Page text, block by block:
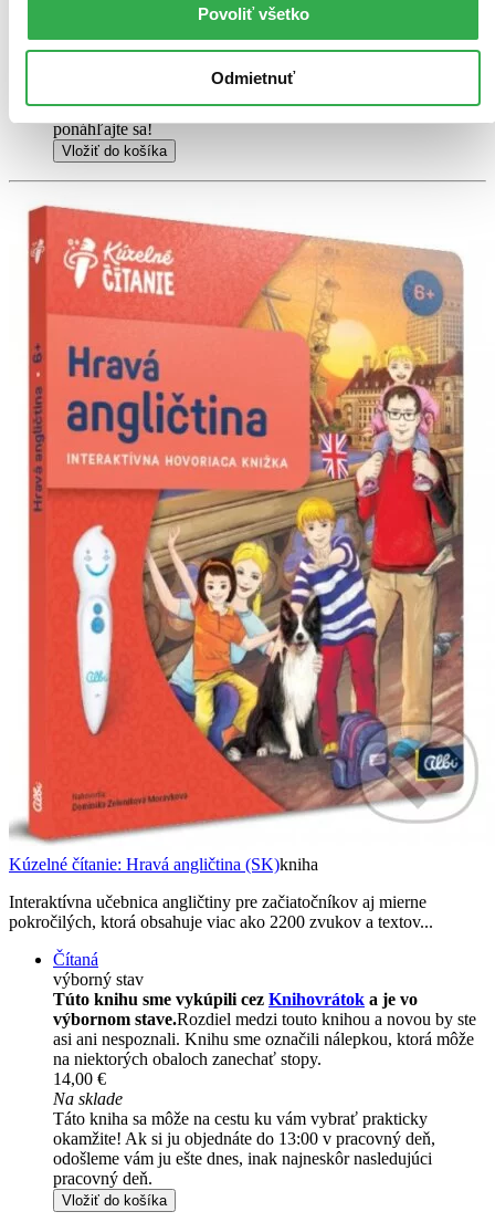
Povoliť všetko
Odmietnuť
na niektorých obaloch zanechať stopy.
Na sklade
Tento produkt síce máme aktuálne na sklade, máme však už
iba posledné kusy a ďalšie už nemá ani distribútor, preto je
možné, že bude onedlho úplne vypredaný. Ak ho chcete mať,
ponáhľajte sa!
Vložiť do košíka
Kúzelné čítanie: Hravá angličtina (SK)kniha
Interaktívna učebnica angličtiny pre začiatočníkov aj mierne
pokročilých, ktorá obsahuje viac ako 2200 zvukov a textov...
Čítaná
výborný stav
Túto knihu sme vykúpili cez Knihovrátok a je vo
výbornom stave.Rozdiel medzi touto knihou a novou by ste
asi ani nespoznali. Knihu sme označili nálepkou, ktorá môže
na niektorých obaloch zanechať stopy.
14,00 €
Na sklade
Táto kniha sa môže na cestu ku vám vybrať prakticky
okamžite! Ak si ju objednáte do 13:00 v pracovný deň,
odošleme vám ju ešte dnes, inak najneskôr nasledujúci
pracovný deň.
Vložiť do košíka